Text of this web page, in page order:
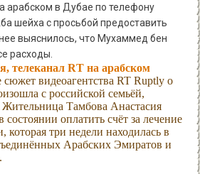
арабском в Дубае по телефону
шейха с просьбой предоставить
выяснилось, что Мухаммед бен
расходы.
телеканал RT на арабском
сюжет видеоагентства RT Ruptly о
с российской семьёй,
Тамбова Анастасия
состоянии оплатить счёт за лечение
которая три недели находилась в
Арабских Эмиратов и